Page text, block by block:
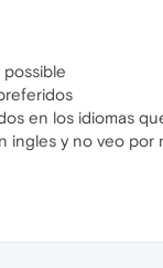
en los idiomas
y no veo